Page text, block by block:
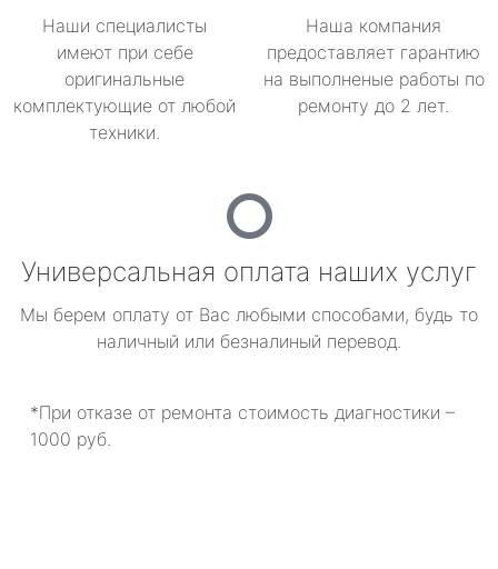
Наши специалисты
имеют при себе
оригинальные
комплектующие от любой
техники.
Наша компания
предоставляет гарантию
на выполненые работы по
ремонту до 2 лет.
Универсальная оплата наших услуг
Мы берем оплату от Вас любыми способами, будь то
наличный или безналиный перевод.
*При отказе от ремонта стоимость диагностики –
1000 руб.